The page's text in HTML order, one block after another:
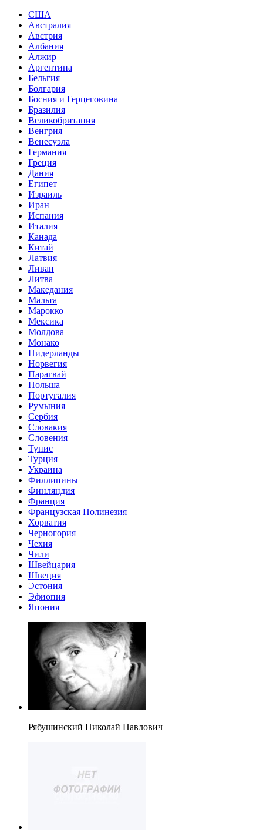
США
Австралия
Австрия
Албания
Алжир
Аргентина
Бельгия
Болгария
Босния и Герцеговина
Бразилия
Великобритания
Венгрия
Венесуэла
Германия
Греция
Дания
Египет
Израиль
Иран
Испания
Италия
Канада
Китай
Латвия
Ливан
Литва
Македания
Мальта
Марокко
Мексика
Молдова
Монако
Нидерланды
Норвегия
Парагвай
Польша
Португалия
Румыния
Сербия
Словакия
Словения
Тунис
Турция
Украина
Филлипины
Финляндия
Франция
Французская Полинезия
Хорватия
Черногория
Чехия
Чили
Швейцария
Швеция
Эстония
Эфиопия
Япония
Рябушинский Николай Павлович